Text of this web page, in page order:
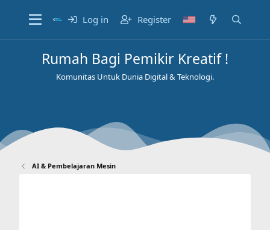
Log in Register
Rumah Bagi Pemikir Kreatif !
Komunitas Untuk Dunia Digital & Teknologi.
AI & Pembelajaran Mesin